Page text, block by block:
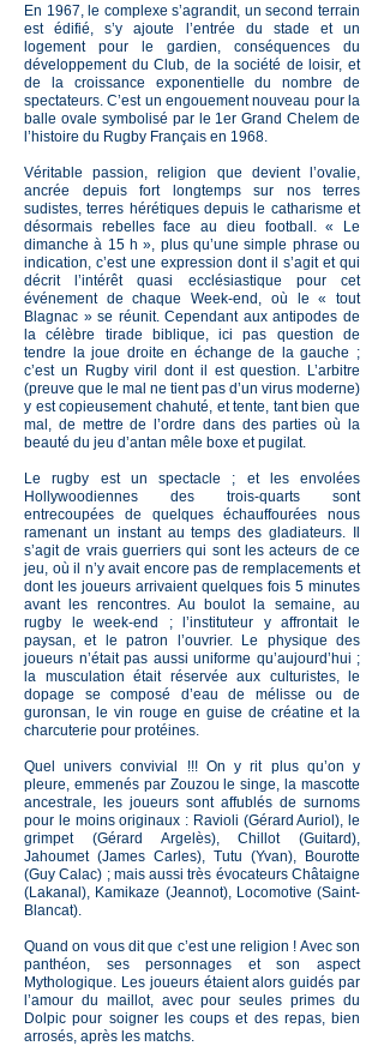
En 1967, le complexe s’agrandit, un second terrain
est édifié, s’y ajoute l’entrée du stade et un
logement pour le gardien, conséquences du
développement du Club, de la société de loisir, et
de la croissance exponentielle du nombre de
spectateurs. C’est un engouement nouveau pour la
balle ovale symbolisé par le 1er Grand Chelem de
l’histoire du Rugby Français en 1968.
Véritable passion, religion que devient l’ovalie,
ancrée depuis fort longtemps sur nos terres
sudistes, terres hérétiques depuis le catharisme et
désormais rebelles face au dieu football. « Le
dimanche à 15 h », plus qu’une simple phrase ou
indication, c’est une expression dont il s’agit et qui
décrit l’intérêt quasi ecclésiastique pour cet
événement de chaque Week-end, où le « tout
Blagnac » se réunit. Cependant aux antipodes de
la célèbre tirade biblique, ici pas question de
tendre la joue droite en échange de la gauche ;
c’est un Rugby viril dont il est question. L’arbitre
(preuve que le mal ne tient pas d’un virus moderne)
y est copieusement chahuté, et tente, tant bien que
mal, de mettre de l’ordre dans des parties où la
beauté du jeu d’antan mêle boxe et pugilat.
Le rugby est un spectacle ; et les envolées
Hollywoodiennes des trois-quarts sont
entrecoupées de quelques échauffourées nous
ramenant un instant au temps des gladiateurs. Il
s’agit de vrais guerriers qui sont les acteurs de ce
jeu, où il n’y avait encore pas de remplacements et
dont les joueurs arrivaient quelques fois 5 minutes
avant les rencontres. Au boulot la semaine, au
rugby le week-end ; l’instituteur y affrontait le
paysan, et le patron l’ouvrier. Le physique des
joueurs n’était pas aussi uniforme qu’aujourd’hui ;
la musculation était réservée aux culturistes, le
dopage se composé d’eau de mélisse ou de
guronsan, le vin rouge en guise de créatine et la
charcuterie pour protéines.
Quel univers convivial !!! On y rit plus qu’on y
pleure, emmenés par Zouzou le singe, la mascotte
ancestrale, les joueurs sont affublés de surnoms
pour le moins originaux : Ravioli (Gérard Auriol), le
grimpet (Gérard Argelès), Chillot (Guitard),
Jahoumet (James Carles), Tutu (Yvan), Bourotte
(Guy Calac) ; mais aussi très évocateurs Châtaigne
(Lakanal), Kamikaze (Jeannot), Locomotive (Saint-
Blancat).
Quand on vous dit que c’est une religion ! Avec son
panthéon, ses personnages et son aspect
Mythologique. Les joueurs étaient alors guidés par
l’amour du maillot, avec pour seules primes du
Dolpic pour soigner les coups et des repas, bien
arrosés, après les matchs.